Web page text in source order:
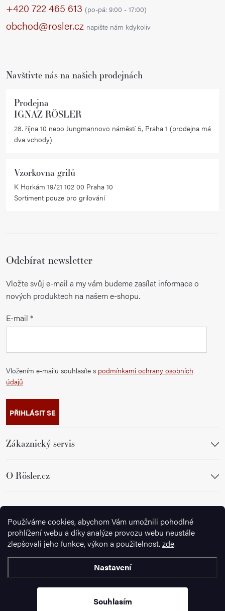
Používáme cookies, abychom Vám umožnili pohodlné
prohlížení webu a díky analýze provozu webu neustále
zlepšovali jeho funkce, výkon a použitelnost. zde.
Nastavení
Souhlasím
+420 722 465 613 (po-pá: 9:00 - 17:00)
obchod@rosler.cz napište nám kdykoliv
Navštivte nás na našich prodejnách
Prodejna
IGNAZ RÖSLER
28. října 10 nebo Jungmannovo náměstí 5, Praha 1 (prodejna má
dva vchody)
Vzorkovna grilů
K Horkám 19/21 102 00 Praha 10
Sortiment pouze pro grilování
Odebírat newsletter
Vložte svůj e-mail a my vám budeme zasílat informace o
nových produktech na našem e-shopu.
E-mail
Vložením e-mailu souhlasíte s podmínkami ochrany osobních
údajů
PŘIHLÁSIT SE
Zákaznický servis
O Rösler.cz
Sledujte nás